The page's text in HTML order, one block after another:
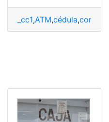
_cc1,ATM,cédula,consultar